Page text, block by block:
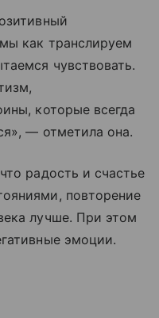
как транслируем
чувствовать.
которые всегда
— отметила она.
радость и счастье
повторение
лучше. При этом
эмоции.